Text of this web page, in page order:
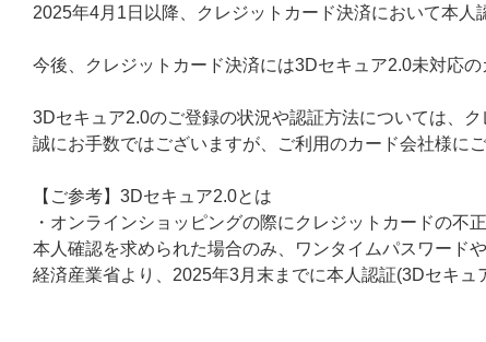
2025年4月1日以降、クレジットカード決済において本人
今後、クレジットカード決済には3Dセキュア2.0未対応
3Dセキュア2.0のご登録の状況や認証方法については、
誠にお手数ではございますが、ご利用のカード会社様に
【ご参考】3Dセキュア2.0とは
・オンラインショッピングの際にクレジットカードの不
本人確認を求められた場合のみ、ワンタイムパスワード
経済産業省より、2025年3月末までに本人認証(3Dセキュ